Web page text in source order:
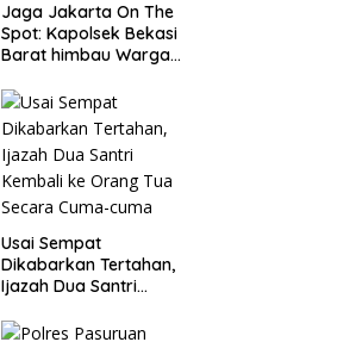
Jaga Jakarta On The
Spot: Kapolsek Bekasi
Barat himbau Warga
Tawuran Usai Sholat
Jumat
Usai Sempat
Dikabarkan Tertahan,
Ijazah Dua Santri
Secara Cuma-cuma